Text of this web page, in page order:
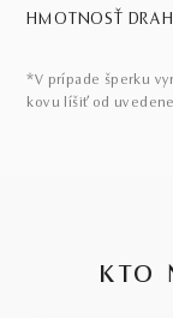
HMOTNOSŤ
*V prípade šperku
kovu líšiť od
KTO